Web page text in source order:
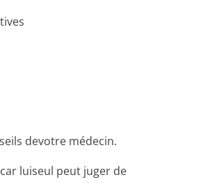
devotre médecin.
luiseul peut juger de